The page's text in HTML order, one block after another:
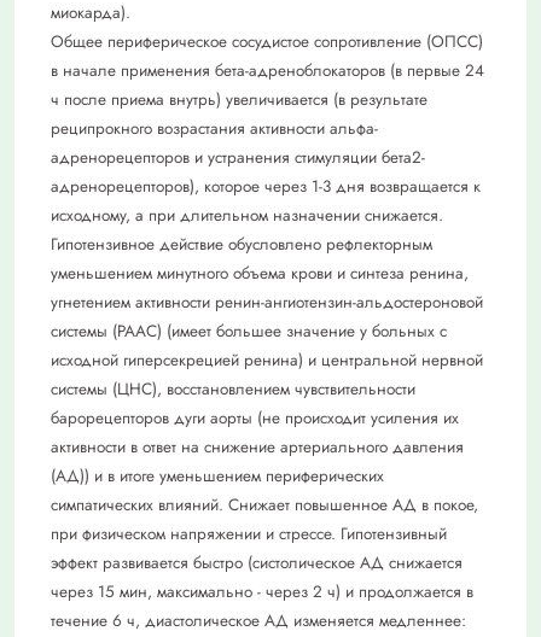
миокарда).
Общее периферическое сосудистое сопротивление (ОПСС)
в начале применения бета-адреноблокаторов (в первые 24
ч после приема внутрь) увеличивается (в результате
реципрокного возрастания активности альфа-
адренорецепторов и устранения стимуляции бета2-
адренорецепторов), которое через 1-3 дня возвращается к
исходному, а при длительном назначении снижается.
Гипотензивное действие обусловлено рефлекторным
уменьшением минутного объема крови и синтеза ренина,
угнетением активности ренин-ангиотензин-альдостероновой
системы (РААС) (имеет большее значение у больных с
исходной гиперсекрецией ренина) и центральной нервной
системы (ЦНС), восстановлением чувствительности
барорецепторов дуги аорты (не происходит усиления их
активности в ответ на снижение артериального давления
(АД)) и в итоге уменьшением периферических
симпатических влияний. Снижает повышенное АД в покое,
при физическом напряжении и стрессе. Гипотензивный
эффект развивается быстро (систолическое АД снижается
через 15 мин, максимально - через 2 ч) и продолжается в
течение 6 ч, диастолическое АД изменяется медленнее: